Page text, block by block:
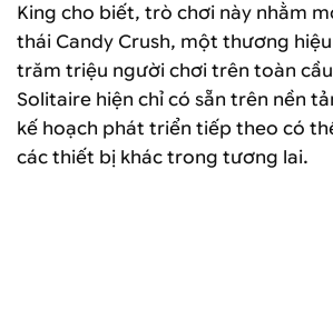
King cho biết, trò chơi này nhằm
thái Candy Crush, một thương
trăm triệu người chơi trên toàn
Solitaire hiện chỉ có sẵn trên nền
kế hoạch phát triển tiếp theo có
các thiết bị khác trong tương lai.